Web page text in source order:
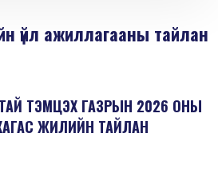
үйл ажиллагааны тайлан
ТЭМЦЭХ ГАЗРЫН 2026 ОНЫ
ЖИЛИЙН ТАЙЛАН